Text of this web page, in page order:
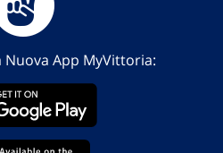
Nuova App MyVittoria: